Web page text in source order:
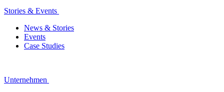
Stories & Events
News & Stories
Events
Case Studies
Unternehmen